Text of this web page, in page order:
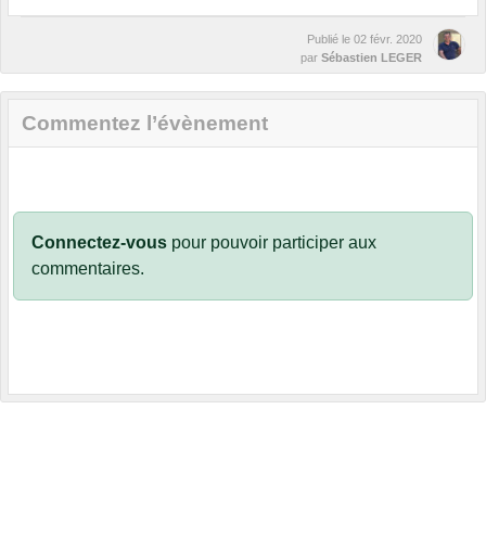
Publié le 02 févr. 2020
par Sébastien LEGER
Commentez l’évènement
Connectez-vous pour pouvoir participer aux
commentaires.